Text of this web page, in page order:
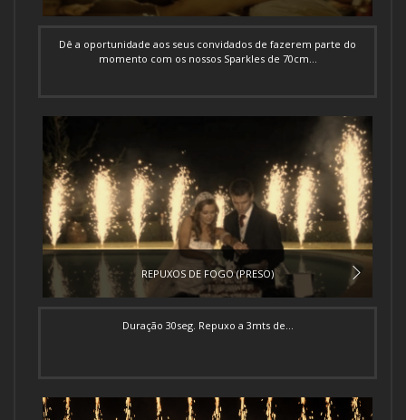
Dê a oportunidade aos seus convidados de fazerem parte do
momento com os nossos Sparkles de 70cm...
REPUXOS DE FOGO (PRESO)
Duração 30seg. Repuxo a 3mts de...